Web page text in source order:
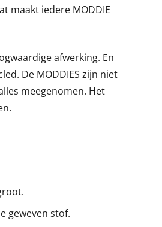
maakt iedere MODDIE
afwerking. En
De MODDIES zijn niet
meegenomen. Het
geweven stof.